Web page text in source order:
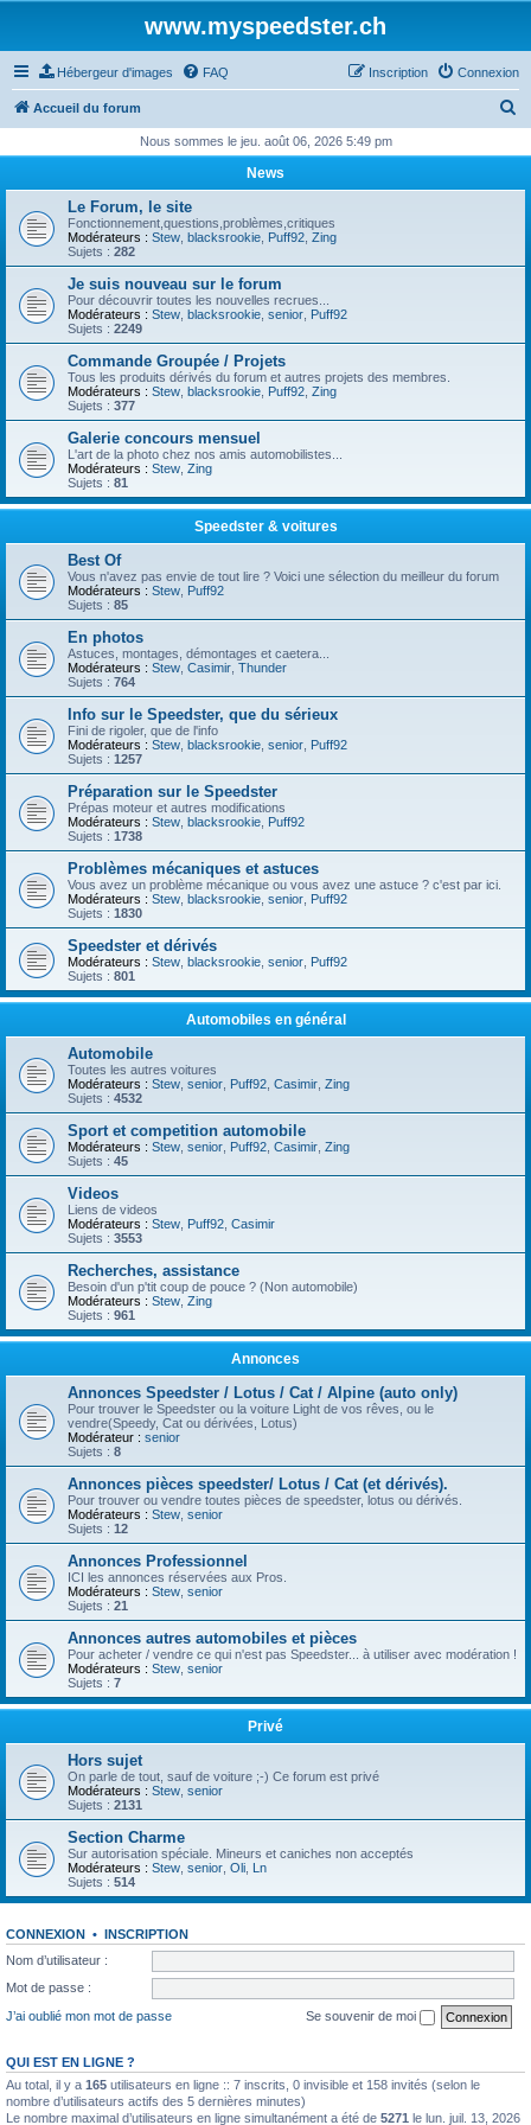
www.myspeedster.ch
Hébergeur d'images FAQ Connexion
Inscription
Accueil du forum
h
Nous sommes le jeu. août 06, 2026 5:49 pm
News
Le Forum, le site
Fonctionnement,questions,problèmes,critiques
Modérateurs : Stew blacksrookie Puff92 Zing
Sujets : 282
Je suis nouveau sur le forum
Pour découvrir toutes les nouvelles recrues...
Modérateurs : Stew blacksrookie senior Puff92
Sujets : 2249
Commande Groupée / Projets
Tous les produits dérivés du forum et autres projets des membres.
Modérateurs : Stew blacksrookie Puff92 Zing
Sujets : 377
Galerie concours mensuel
L'art de la photo chez nos amis automobilistes...
Modérateurs : Stew Zing
Sujets : 81
Speedster & voitures
Best Of
Vous n'avez pas envie de tout lire ? Voici une sélection du meilleur du forum
Modérateurs : Stew Puff92
Sujets : 85
En photos
Astuces, montages, démontages et caetera...
Modérateurs : Stew Casimir Thunder
Sujets : 764
Info sur le Speedster, que du sérieux
Fini de rigoler, que de l'info
Modérateurs : Stew blacksrookie senior Puff92
Sujets : 1257
Préparation sur le Speedster
Prépas moteur et autres modifications
Modérateurs : Stew blacksrookie Puff92
Sujets : 1738
Problèmes mécaniques et astuces
Vous avez un problème mécanique ou vous avez une astuce ? c'est par ici.
Modérateurs : Stew blacksrookie senior Puff92
Sujets : 1830
Speedster et dérivés
Modérateurs : Stew blacksrookie senior Puff92
Sujets : 801
Automobiles en général
Automobile
Toutes les autres voitures
Modérateurs : Stew senior Puff92 Casimir Zing
Sujets : 4532
Sport et competition automobile
Modérateurs : Stew senior Puff92 Casimir Zing
Sujets : 45
Videos
Liens de videos
Modérateurs : Stew Puff92 Casimir
Sujets : 3553
Recherches, assistance
Besoin d'un p'tit coup de pouce ? (Non automobile)
Modérateurs : Stew Zing
Sujets : 961
Annonces
Annonces Speedster / Lotus / Cat / Alpine (auto only)
Pour trouver le Speedster ou la voiture Light de vos rêves, ou le
vendre(Speedy, Cat ou dérivées, Lotus)
Modérateur : senior
Sujets : 8
Annonces pièces speedster/ Lotus / Cat (et dérivés).
Pour trouver ou vendre toutes pièces de speedster, lotus ou dérivés.
Modérateurs : Stew senior
Sujets : 12
Annonces Professionnel
ICI les annonces réservées aux Pros.
Modérateurs : Stew senior
Sujets : 21
Annonces autres automobiles et pièces
Pour acheter / vendre ce qui n'est pas Speedster... à utiliser avec modération !
Modérateurs : Stew senior
Sujets : 7
Privé
Hors sujet
On parle de tout, sauf de voiture ;-) Ce forum est privé
Modérateurs : Stew senior
Sujets : 2131
Section Charme
Sur autorisation spéciale. Mineurs et caniches non acceptés
Modérateurs : Stew senior Oli Ln
Sujets : 514
CONNEXION • INSCRIPTION
Nom d’utilisateur :
Mot de passe :
J’ai oublié mon mot de passe
Se souvenir de moi
QUI EST EN LIGNE ?
Au total, il y a 165 utilisateurs en ligne :: 7 inscrits, 0 invisible et 158 invités (selon le
nombre d’utilisateurs actifs des 5 dernières minutes)
Le nombre maximal d’utilisateurs en ligne simultanément a été de 5271 le lun. juil. 13, 2026